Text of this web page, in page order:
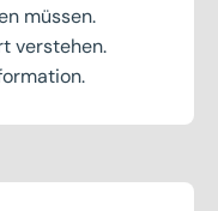
müssen.
verstehen.